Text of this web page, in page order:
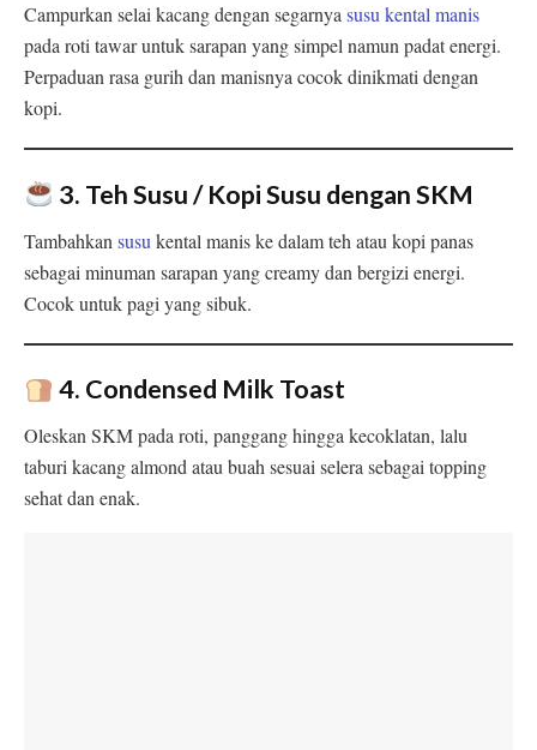
Campurkan selai kacang dengan segarnyasusu kental manis
pada roti tawar untuk sarapan yang simpel namun padat energi.
Perpaduan rasa gurih dan manisnya cocok dinikmati dengan
kopi.
3. Teh Susu / Kopi Susu dengan SKM
Tambahkan susu kental manis ke dalam teh atau kopi panas
sebagai minuman sarapan yang creamy dan bergizi energi.
Cocok untuk pagi yang sibuk.
4. Condensed Milk Toast
Oleskan SKM pada roti, panggang hingga kecoklatan, lalu
taburi kacang almond atau buah sesuai selera sebagai topping
sehat dan enak.